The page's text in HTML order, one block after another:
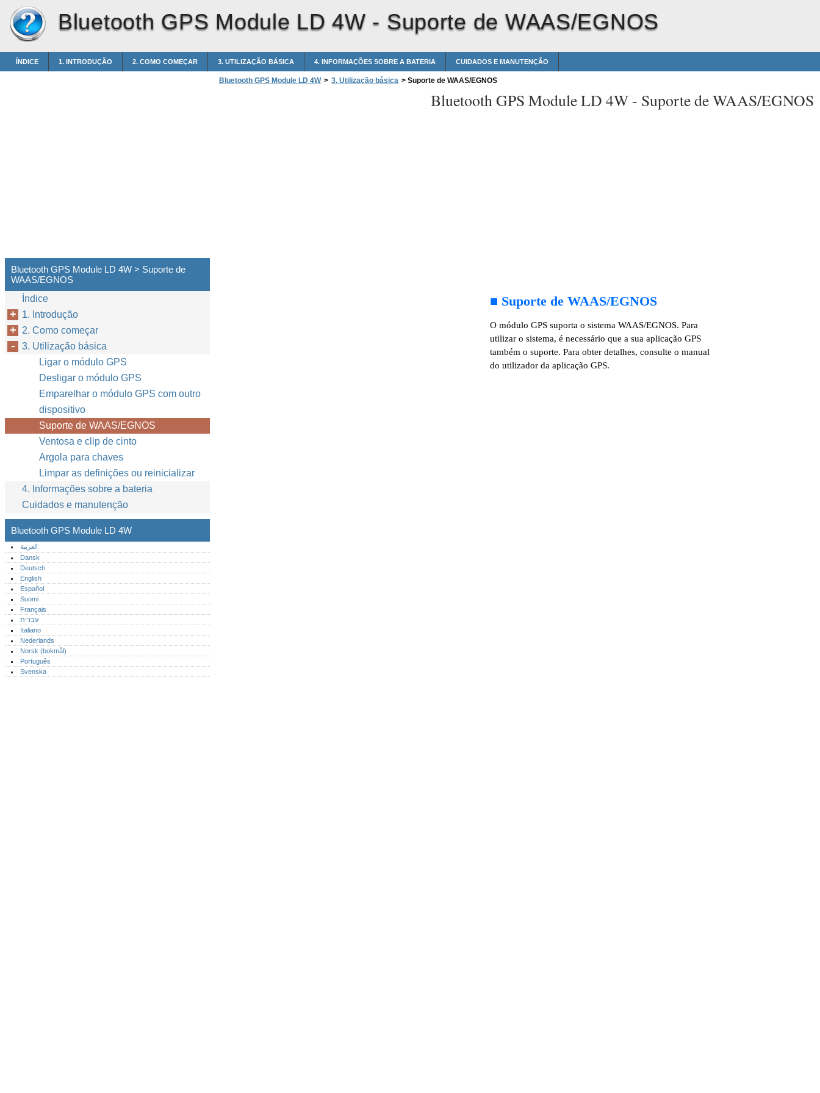
Bluetooth GPS Module LD 4W - Suporte de WAAS/EGNOS
ÍNDICE 1. INTRODUÇÃO 2. COMO COMEÇAR 3. UTILIZAÇÃO BÁSICA 4. INFORMAÇÕES SOBRE A BATERIA CUIDADOS E MANUTENÇÃO
Bluetooth GPS Module LD 4W > 3. Utilização básica > Suporte de WAAS/EGNOS
Bluetooth GPS Module LD 4W - Suporte de WAAS/EGNOS
■ Suporte de WAAS/EGNOS
O módulo GPS suporta o sistema WAAS/EGNOS. Para
utilizar o sistema, é necessário que a sua aplicação GPS
também o suporte. Para obter detalhes, consulte o manual
do utilizador da aplicação GPS.
Bluetooth GPS Module LD 4W > Suporte de
WAAS/EGNOS
Índice
1. Introdução
2. Como começar
3. Utilização básica
Ligar o módulo GPS
Desligar o módulo GPS
Emparelhar o módulo GPS com outro
dispositivo
Suporte de WAAS/EGNOS
Ventosa e clip de cinto
Argola para chaves
Limpar as definições ou reinicializar
4. Informações sobre a bateria
Cuidados e manutenção
Bluetooth GPS Module LD 4W
العربية
Dansk
Deutsch
English
Español
Suomi
Français
עברית
Italiano
Nederlands
Norsk (bokmål)‎
Português‎
Svenska